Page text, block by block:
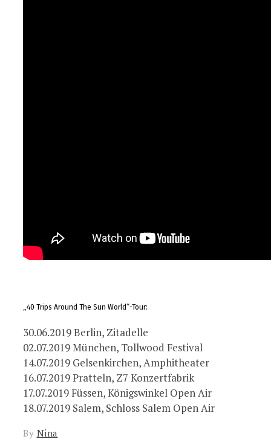
„40 Trips Around The Sun World“-Tour:
30.06.2019 Berlin, Zitadelle
02.07.2019 München, Tollwood Festival
14.07.2019 Gelsenkirchen, Amphitheater
16.07.2019 Pratteln, Z7 Konzertfabrik
17.07.2019 Füssen, Königswinkel Open Air
18.07.2019 Salem, Schloss Salem Open Air
By Nina